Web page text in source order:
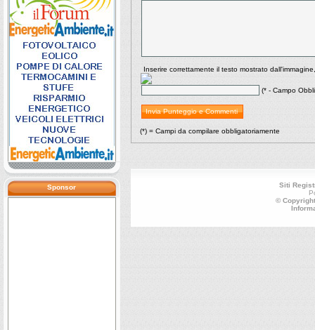
Sponsor
Inserire correttamente il testo mostrato
(* - Campo
(*) = Campi da compilare obbligatoriamente
Siti
©